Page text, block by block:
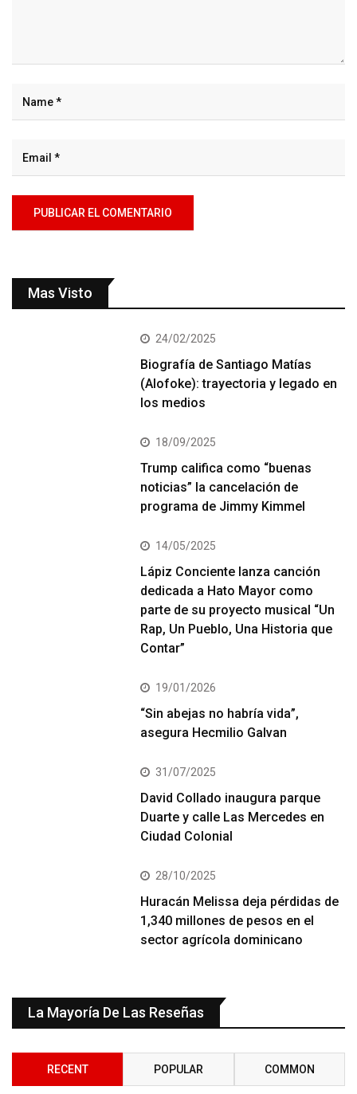
Mas Visto
24/02/2025
Biografía de Santiago Matías
(Alofoke): trayectoria y legado en
los medios
18/09/2025
Trump califica como “buenas
noticias” la cancelación de
programa de Jimmy Kimmel
14/05/2025
Lápiz Conciente lanza canción
dedicada a Hato Mayor como
parte de su proyecto musical “Un
Rap, Un Pueblo, Una Historia que
Contar”
19/01/2026
“Sin abejas no habría vida”,
asegura Hecmilio Galvan
31/07/2025
David Collado inaugura parque
Duarte y calle Las Mercedes en
Ciudad Colonial
28/10/2025
Huracán Melissa deja pérdidas de
1,340 millones de pesos en el
sector agrícola dominicano
La Mayoría De Las Reseñas
RECENT POPULAR COMMON